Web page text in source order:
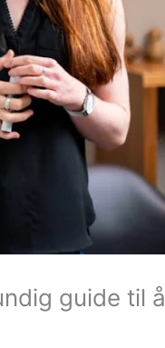
guide til å